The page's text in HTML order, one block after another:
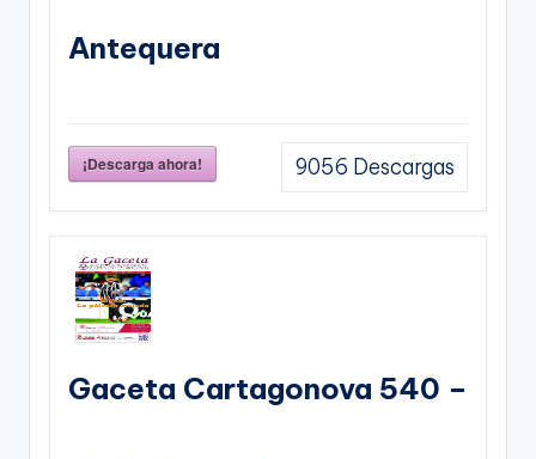
Antequera
¡Descarga ahora! 9056 Descargas
Gaceta Cartagonova 540 –